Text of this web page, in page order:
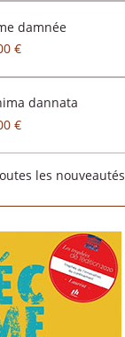
damnée
€
dannata
€
les nouveautés